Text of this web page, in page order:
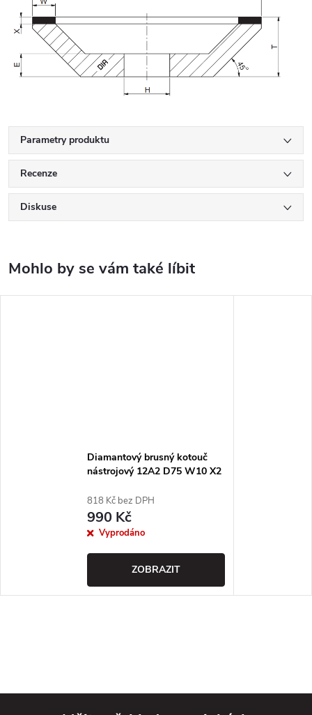
Parametry produktu
Recenze
Diskuse
Diamantový brusný kotouč
nástrojový 12A2 D75 W10 X2
818 Kč bez DPH
990 Kč
Vyprodáno
ZOBRAZIT